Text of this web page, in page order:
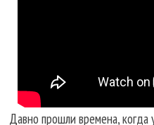
Давно прошли времена, когда